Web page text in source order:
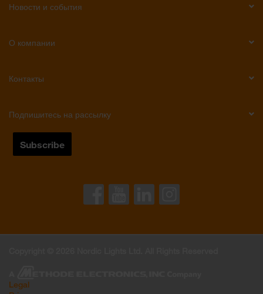
Новости и события
О компании
Контакты
Подпишитесь на рассылку
Legal